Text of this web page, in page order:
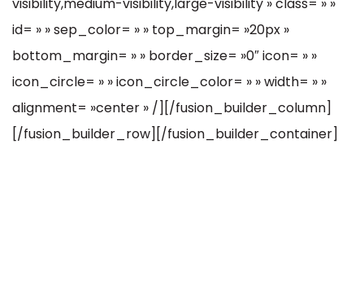
id= » » sep_color= » » top_margin= »20px »
bottom_margin= » » border_size= »0″ icon= » »
icon_circle= » » icon_circle_color= » » width= » »
alignment= »center » /][/fusion_builder_column]
[/fusion_builder_row][/fusion_builder_container]